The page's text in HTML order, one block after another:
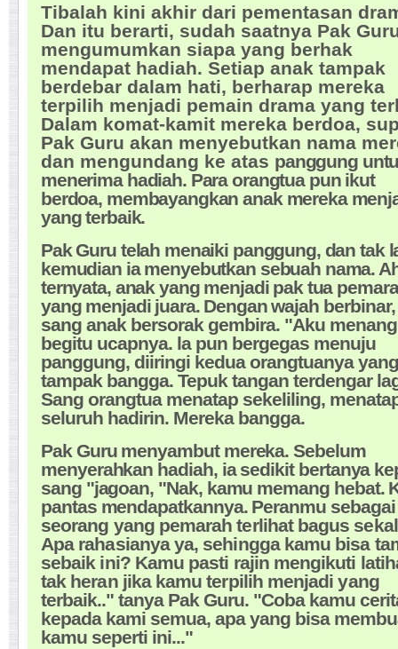
Tibalah kini akhir dari pementasan
Dan itu berarti, sudah saatnya Pak
mengumumkan siapa yang berhak
mendapat hadiah. Setiap anak tampak
berdebar dalam hati, berharap mereka
terpilih menjadi pemain drama yang
Dalam komat-kamit mereka berdoa,
Pak Guru akan menyebutkan nama
dan mengundang ke atas panggung
menerima hadiah. Para orangtua pun ikut
berdoa, membayangkan anak mereka
yang terbaik.
Pak Guru telah menaiki panggung, dan tak
kemudian ia menyebutkan sebuah nama.
ternyata, anak yang menjadi pak tua
yang menjadi juara. Dengan wajah berbinar,
sang anak bersorak gembira. "Aku
begitu ucapnya. la pun bergegas menuju
panggung, diiringi kedua orangtuanya yang
tampak bangga. Tepuk tangan terdengar
Sang orangtua menatap sekeliling,
seluruh hadirin. Mereka bangga.
Pak Guru menyambut mereka. Sebelum
menyerahkan hadiah, ia sedikit bertanya
sang "jagoan, "Nak, kamu memang hebat.
pantas mendapatkannya. Peranmu sebagai
seorang yang pemarah terlihat bagus
Apa rahasianya ya, sehingga kamu bisa
sebaik ini? Kamu pasti rajin mengikuti
tak heran jika kamu terpilih menjadi yang
terbaik.." tanya Pak Guru. "Coba kamu
kepada kami semua, apa yang bisa
kamu seperti ini..."